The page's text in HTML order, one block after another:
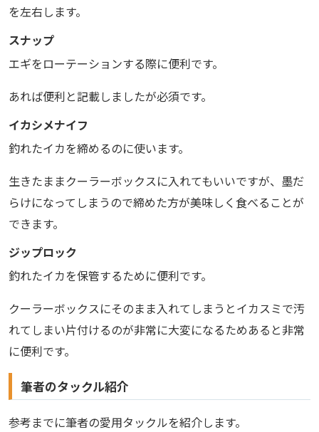
を左右します。
スナップ
エギをローテーションする際に便利です。
あれば便利と記載しましたが必須です。
イカシメナイフ
釣れたイカを締めるのに使います。
生きたままクーラーボックスに入れてもいいですが、墨だ
らけになってしまうので締めた方が美味しく食べることが
できます。
ジップロック
釣れたイカを保管するために便利です。
クーラーボックスにそのまま入れてしまうとイカスミで汚
れてしまい片付けるのが非常に大変になるためあると非常
に便利です。
筆者のタックル紹介
参考までに筆者の愛用タックルを紹介します。